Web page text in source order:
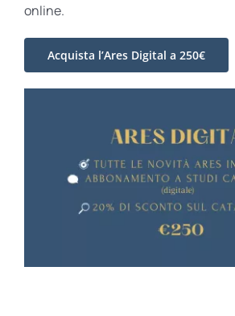
online.
Acquista l’Ares Digital a 250€